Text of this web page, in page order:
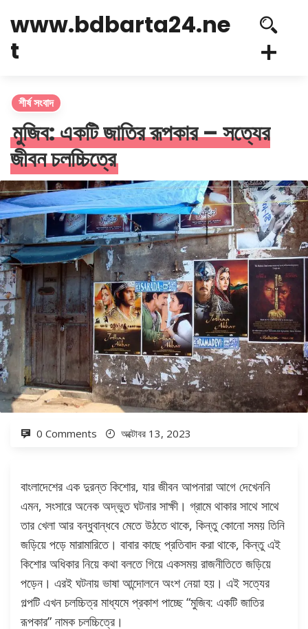
www.bdbarta24.ne
t
শীর্ষ সংবাদ
মুজিব: একটি জাতির রূপকার – সত্যের
জীবন চলচ্চিত্রে
0 Comments অক্টোবর 13, 2023
বাংলাদেশের এক দুরন্ত কিশোর, যার জীবন আপনারা আগে দেখেননি
এমন, সংসারে অনেক অদ্ভুত ঘটনার সাক্ষী। গ্রামে থাকার সাথে সাথে
তার খেলা আর বন্ধুবান্ধবে মেতে উঠতে থাকে, কিন্তু কোনো সময় তিনি
জড়িয়ে পড়ে মারামারিতে। বাবার কাছে প্রতিবাদ করা থাকে, কিন্তু এই
কিশোর অধিকার নিয়ে কথা বলতে গিয়ে একসময় রাজনীতিতে জড়িয়ে
পড়েন। এরই ঘটনায় ভাষা আন্দোলনে অংশ নেয়া হয়। এই সত্যের
গল্পটি এখন চলচ্চিত্র মাধ্যমে প্রকাশ পাচ্ছে “মুজিব: একটি জাতির
রূপকার” নামক চলচ্চিত্রে।